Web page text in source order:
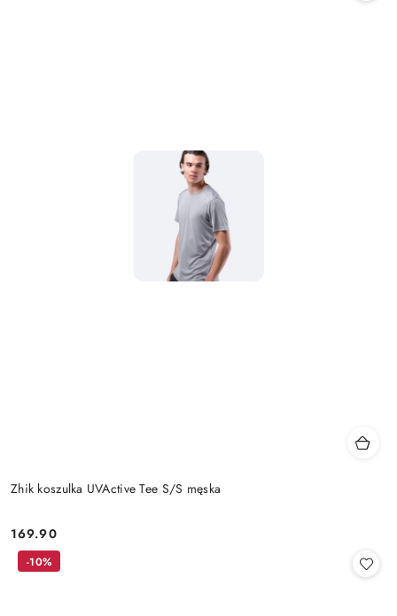
Zhik koszulka UVActive Tee S/S męska
Cena:
169.90
-10%